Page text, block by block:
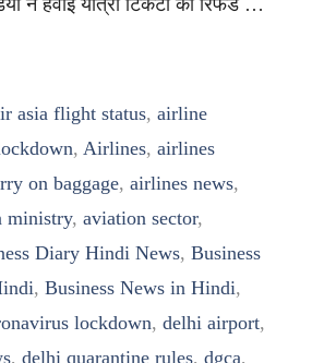
asia flight status, airline
, Airlines, airlines
on baggage, airlines news,
ministry, aviation sector,
Diary Hindi News, Business
, Business News in Hindi,
lockdown, delhi airport,
, delhi quarantine rules, dgca,